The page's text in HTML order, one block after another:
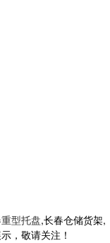
型托盘,长春仓储货架,
，敬请关注！